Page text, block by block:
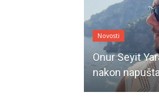
Novosti
Onur Seyit
nakon